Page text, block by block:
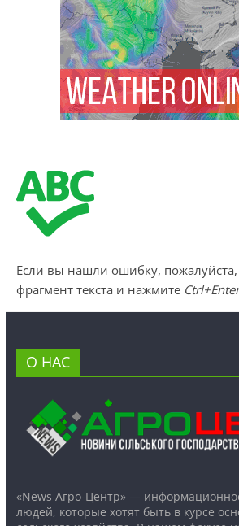
Если вы нашли ошибку,
фрагмент текста и нажмите Ctrl+Enter
О НАС
«News Агро-Центр» —
людей, которые хотят быть в курсе